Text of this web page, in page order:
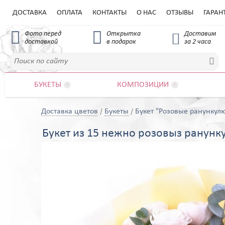

ДОСТАВКА ОПЛАТА КОНТАКТЫ О НАС ОТЗЫВЫ
 Фото перед
доставкой

Открытка
в подарок

Доставим
за 2 часа
БУКЕТЫ КОМПОЗИЦИИ
Доставка цветов Букеты Букет "Розовые
Букет из 15 нежно розовыз